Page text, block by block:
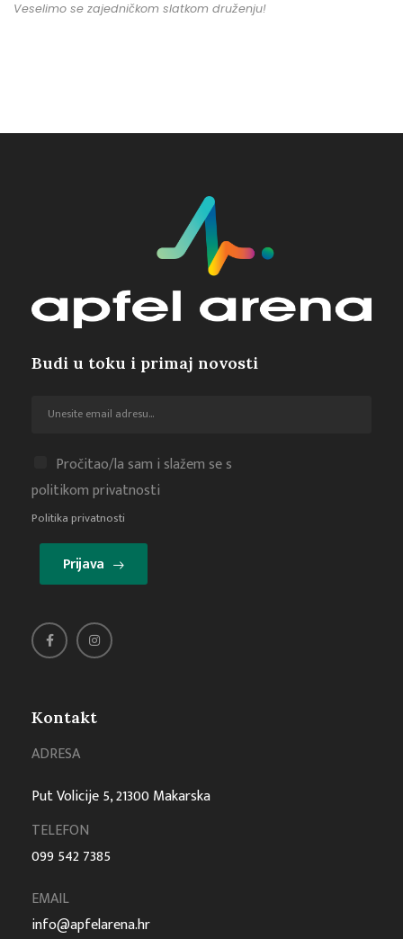
Veselimo se zajedničkom slatkom druženju!
Kontakt
ADRESA
Put Volicije 5, 21300 Makarska
TELEFON
099 542 7385
EMAIL
info@apfelarena.hr
Budi u toku i primaj novosti
Pročitao/la sam i slažem se s
politikom privatnosti
Politika privatnosti
Prijava